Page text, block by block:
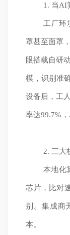
1. 当AI
工厂环
罩甚至面罩
眼搭载自研
模，识别准
设备后，工
率达99.7%
2. 三大
本地化
芯片，比对
别。集成商
本。